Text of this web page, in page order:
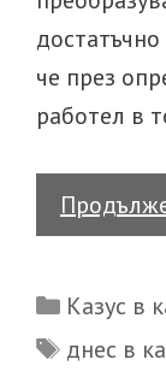
че през
работел в
Казус в
Tags
днес в